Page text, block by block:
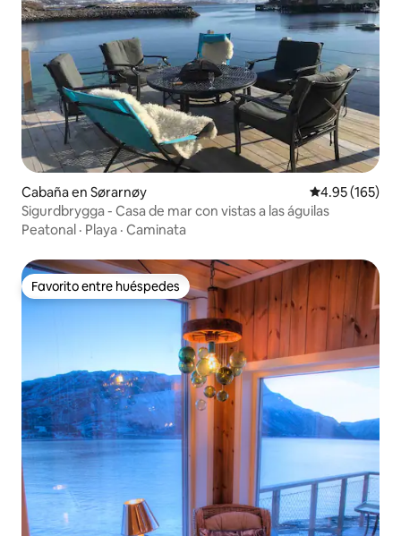
Cabaña en Sørarnøy Calificación
4.95 (165)
Sigurdbrygga - Casa de mar con vistas a las águilas
Peatonal · Playa · Caminata
Favorito entre huéspedes
Favorito entre huéspedes